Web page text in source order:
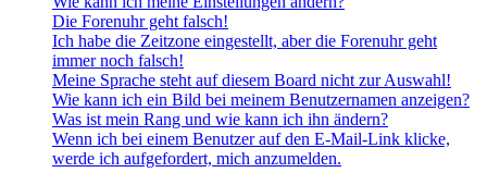
Die Forenuhr geht falsch!
Ich habe die Zeitzone eingestellt, aber die Forenuhr geht
immer noch falsch!
Meine Sprache steht auf diesem Board nicht zur Auswahl!
Wie kann ich ein Bild bei meinem Benutzernamen anzeigen?
Was ist mein Rang und wie kann ich ihn ändern?
Wenn ich bei einem Benutzer auf den E-Mail-Link klicke,
werde ich aufgefordert, mich anzumelden.